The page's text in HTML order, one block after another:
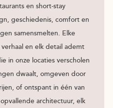
en short-stay
geschiedenis, comfort en
samensmelten. Elke
en elk detail ademt
in onze locaties verscholen
dwaalt, omgeven door
of ontspant in één van
architectuur, elk